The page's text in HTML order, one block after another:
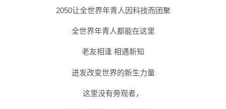
2050让全世界年青人因科技而团聚
全世界年青人都能在这里
老友相逢 相遇新知
迸发改变世界的新生力量
这里没有旁观者，